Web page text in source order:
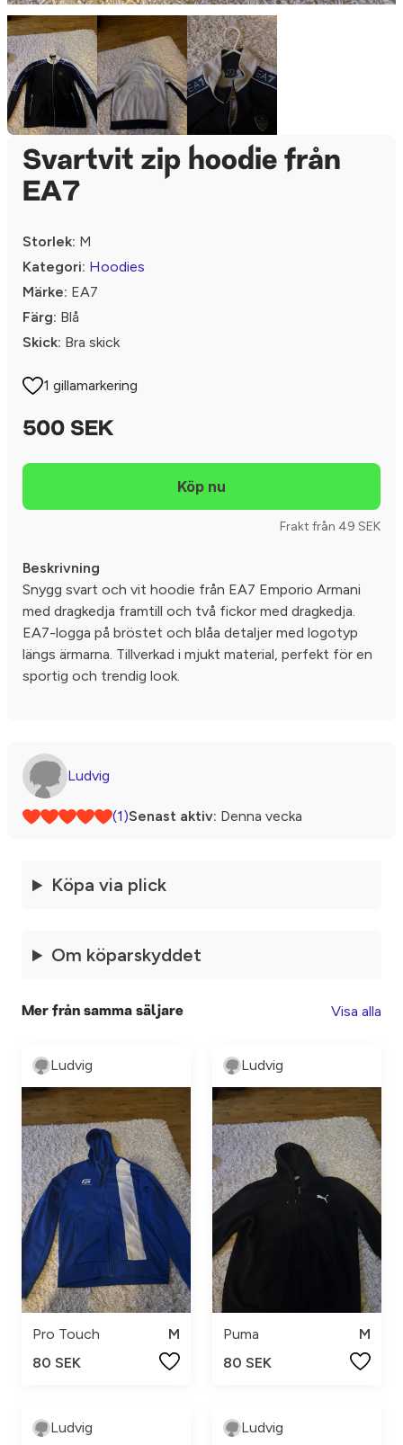
Svartvit zip hoodie från
EA7
Storlek: M
Kategori: Hoodies
Märke: EA7
Färg: Blå
Skick: Bra skick
1 gillamarkering
500 SEK
Frakt från 49 SEK
Beskrivning
Snygg svart och vit hoodie från EA7 Emporio Armani
med dragkedja framtill och två fickor med dragkedja.
EA7-logga på bröstet och blåa detaljer med logotyp
längs ärmarna. Tillverkad i mjukt material, perfekt för en
sportig och trendig look.
Ludvig
(1)Senast aktiv: Denna vecka
Köpa via plick
Om köparskyddet
Mer från samma säljare Visa alla
Ludvig
Pro Touch
M
80 SEK
Ludvig
Puma
M
80 SEK
Ludvig Ludvig